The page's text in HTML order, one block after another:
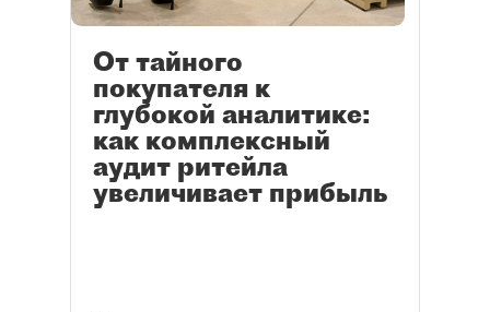
От тайного
покупателя к
глубокой аналитике:
как комплексный
аудит ритейла
увеличивает прибыль